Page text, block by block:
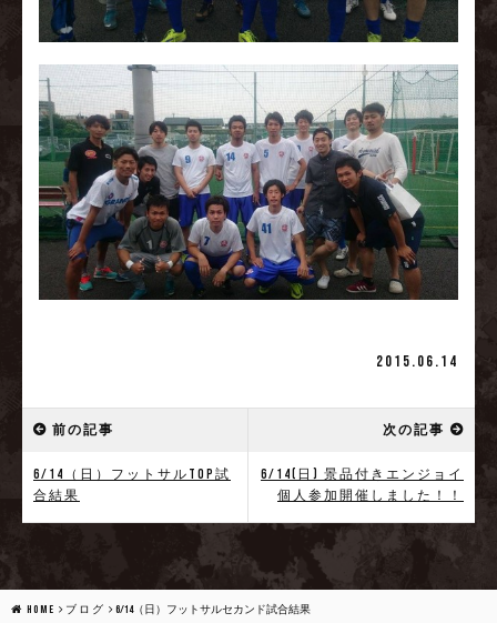
2015.06.14
前の記事
6/14（日）フットサルTOP試
合結果
次の記事
6/14(日) 景品付きエンジョイ
個人参加開催しました！！
HOME ブログ 6/14（日）フットサルセカンド試合結果